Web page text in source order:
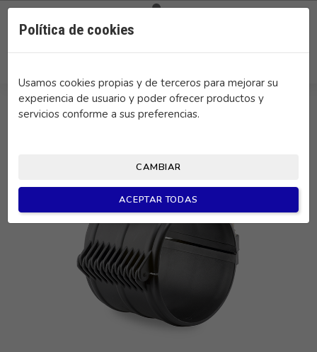
Política de cookies
Usamos cookies propias y de terceros para mejorar su
experiencia de usuario y poder ofrecer productos y
servicios conforme a sus preferencias.
CAMBIAR
ACEPTAR TODAS